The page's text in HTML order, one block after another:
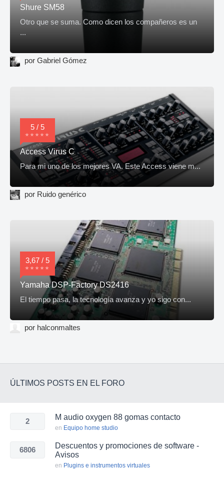
Shure SM58
Otro que se suma. Como dicen los compañeros es un
...
por Gabriel Gómez
5 / 5
Access Virus C
Para mi uno de los mejores VA. Este Access viene m...
por Ruido genérico
3,67 / 5
Yamaha DSP-Factory DS2416
El tiempo pasa, la tecnología avanza y yo sigo con...
por halconmaltes
ÚLTIMOS POSTS EN EL FORO
2 M audio oxygen 88 gomas contacto
en Equipo home studio
6806
Descuentos y promociones de software -
Avisos
en Plugins e instrumentos virtuales